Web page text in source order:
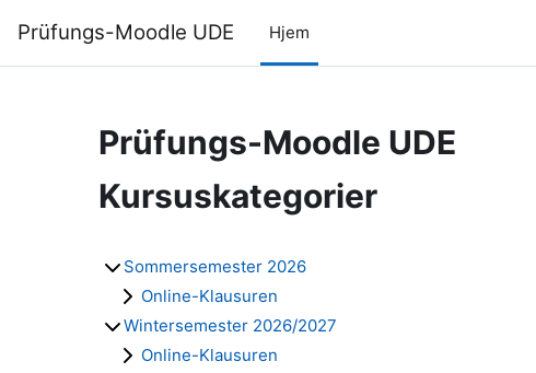
Prüfungs-Moodle UDE Hjem
Prüfungs-Moodle UDE
Kursuskategorier
Sommersemester 2026
Online-Klausuren
Wintersemester 2026/2027
Online-Klausuren